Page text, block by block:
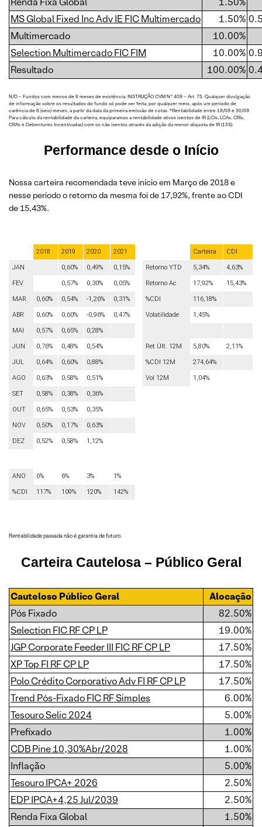
MS Global Fixed Inc Adv IE FIC Multimercado
1.50%
Multimercado
10.00%
Selection Multimercado FIC FIM
10.00%
Resultado
100.00%
N/D – Fundos com menos de 6 meses de existência: INSTRUÇÃO CVM N.º 409 – Art. 75: Qualquer divulgação
de informação sobre os resultados do fundo só pode ser feita, por qualquer meio, após um período de
carência de 6 (seis) meses, a partir da data da primeira emissão de cotas. *Rentabilidade entre 19/09 e 30/09.
Para cálculo da rentabilidade da carteira, equiparamos a rentabilidade ativos isentos de IR (LCIs, LCAs, CRIs,
CRAs e Debentures Incentivadas) com os não isentos através da adição da menor alíquota de IR (15%).
Performance desde o Início
Nossa carteira recomendada teve início em Março de 2018 e
nesse período o retorno da mesma foi de 17,92%, frente ao CDI
de 15,43%.
2018 2019 2020 2021 Carteira CDI
JAN 0,60% 0,49% 0,15% Retorno YTD 5,34% 4,63%
FEV 0,57% 0,30% 0,05% Retorno Ac 17,92% 15,43%
MAR 0,60% 0,54% -1,26% 0,31% %CDI 116,18%
ABR 0,60% 0,60% -0,96% 0,47% Volatilidade 1,45%
MAI 0,57% 0,65% 0,28%
JUN 0,76% 0,48% 0,54% Ret Últ. 12M 5,80% 2,11%
JUL 0,64% 0,60% 0,88% %CDI 12M 274,64%
AGO 0,63% 0,58% 0,51% Vol 12M 1,04%
SET 0,58% 0,38% 0,36%
OUT 0,65% 0,53% 0,35%
NOV 0,50% 0,17% 0,63%
DEZ 0,52% 0,58% 1,12%
ANO 6% 6% 3% 1%
%CDI 117% 109% 120% 142%
Rentabilidade passada não é garantia de futuro.
Carteira Cautelosa – Público Geral
Cauteloso Público Geral
Alocação
Pós Fixado
82.50%
Selection FIC RF CP LP
19.00%
JGP Corporate Feeder III FIC RF CP LP
17.50%
XP Top FI RF CP LP
17.50%
Polo Crédito Corporativo Adv FI RF CP LP
17.50%
Trend Pós-Fixado FIC RF Simples
6.00%
Tesouro Selic 2024
5.00%
Prefixado
1.00%
CDB Pine 10,30%Abr/2028
1.00%
Inflação
5.00%
Tesouro IPCA+ 2026
2.50%
EDP IPCA+4,25 Jul/2039
2.50%
Renda Fixa Global
1.50%